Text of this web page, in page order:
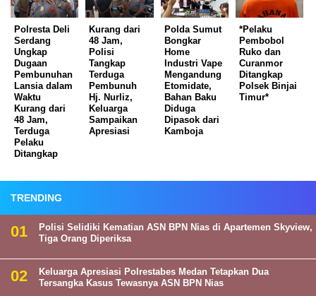
Polresta Deli
Serdang
Ungkap
Dugaan
Pembunuhan
Lansia dalam
Waktu
Kurang dari
48 Jam,
Terduga
Pelaku
Ditangkap
Kurang dari
48 Jam,
Polisi
Tangkap
Terduga
Pembunuh
Hj. Nurliz,
Keluarga
Sampaikan
Apresiasi
Polda Sumut
Bongkar
Home
Industri Vape
Mengandung
Etomidate,
Bahan Baku
Diduga
Dipasok dari
Kamboja
*Pelaku
Pembobol
Ruko dan
Curanmor
Ditangkap
Polsek Binjai
Timur*
TRENDING
Polisi Selidiki Kematian ASN BPN Nias di Apartemen Skyview,
Tiga Orang Diperiksa
Keluarga Apresiasi Polrestabes Medan Tetapkan Dua
Tersangka Kasus Tewasnya ASN BPN Nias